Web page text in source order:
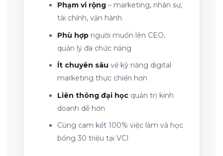
Phạm vi rộng– marketing, nhân sự,
tài chính, vận hành
Phù hợpngười muốn lên CEO,
quản lý đa chức năng
Ít chuyên sâu về kỹ năng digital
marketing thực chiến hơn
Liên thông đại họcquản trị kinh
doanh dễ hơn
Cùng cam kết 100% việc làm và học
bổng 30 triệu tại VCI